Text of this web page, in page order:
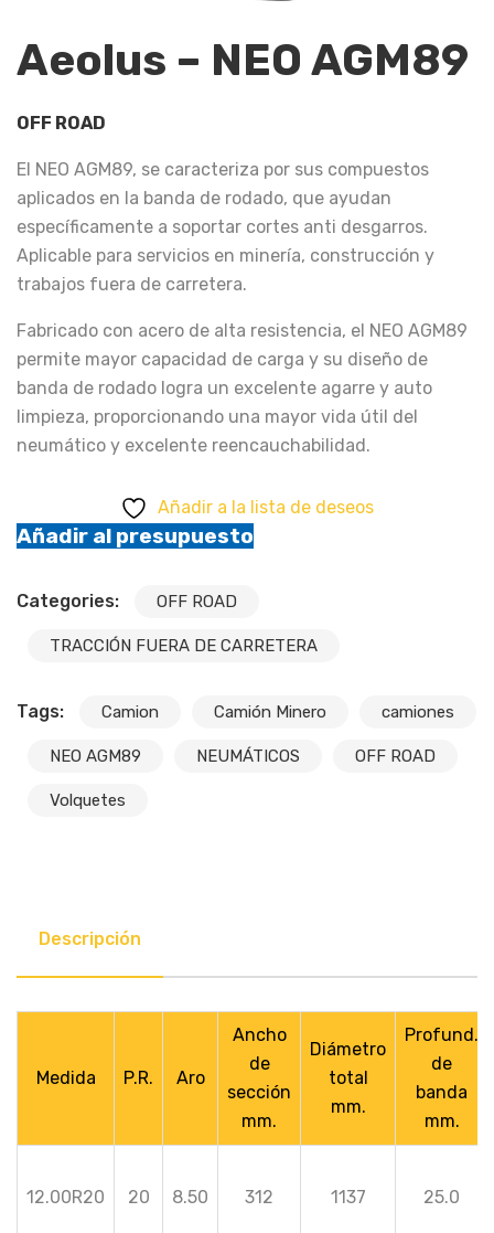
Aeolus – NEO AGM89
OFF ROAD
El NEO AGM89, se caracteriza por sus compuestos
aplicados en la banda de rodado, que ayudan
específicamente a soportar cortes anti desgarros.
Aplicable para servicios en minería, construcción y
trabajos fuera de carretera.
Fabricado con acero de alta resistencia, el NEO AGM89
permite mayor capacidad de carga y su diseño de
banda de rodado logra un excelente agarre y auto
limpieza, proporcionando una mayor vida útil del
neumático y excelente reencauchabilidad.
Añadir a la lista de deseos
Añadir al presupuesto
Categories: OFF ROAD
TRACCIÓN FUERA DE CARRETERA
Tags: Camion Camión Minero camiones
NEO AGM89 NEUMÁTICOS OFF ROAD
Volquetes
Descripción
Medida P.R. Aro
Ancho
de
sección
mm.
Diámetro
total
mm.
Profund.
de
banda
mm.
12.00R20 20 8.50 312 1137 25.0